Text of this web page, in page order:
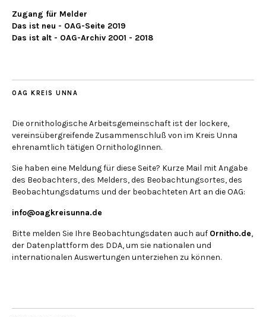
Zugang für Melder
Das ist neu - OAG-Seite 2019
Das ist alt - OAG-Archiv 2001 - 2018
OAG KREIS UNNA
Die ornithologische Arbeitsgemeinschaft ist der lockere,
vereinsübergreifende Zusammenschluß von im Kreis Unna
ehrenamtlich tätigen OrnithologInnen.
Sie haben eine Meldung für diese Seite? Kurze Mail mit Angabe
des Beobachters, des Melders, des Beobachtungsortes, des
Beobachtungsdatums und der beobachteten Art an die OAG:
info@oagkreisunna.de
Bitte melden Sie Ihre Beobachtungsdaten auch auf Ornitho.de,
der Datenplattform des DDA, um sie nationalen und
internationalen Auswertungen unterziehen zu können.